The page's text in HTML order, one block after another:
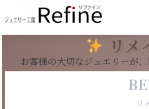
【実例272】二本の
ペンダン
リメ
お客様の大切なジュエリーが
リ